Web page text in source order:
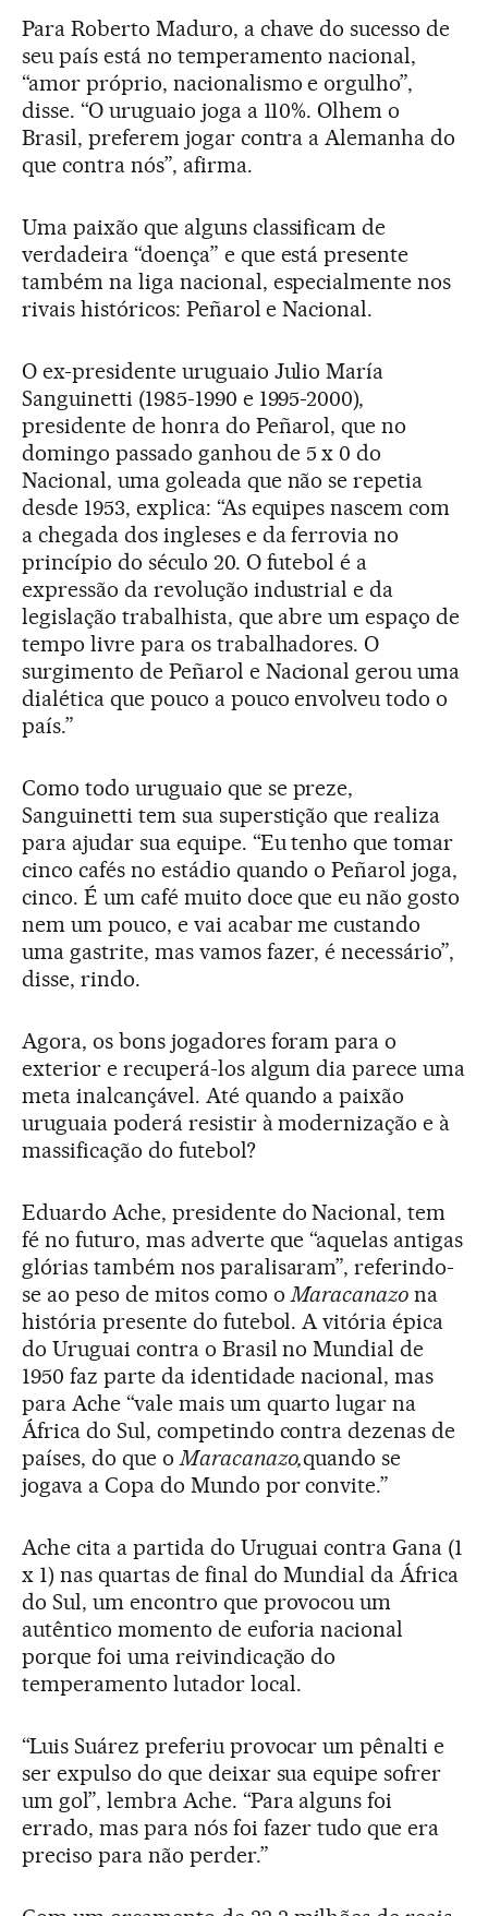
Para Roberto Maduro, a chave do sucesso de
seu país está no temperamento nacional,
“amor próprio, nacionalismo e orgulho”,
disse. “O uruguaio joga a 110%. Olhem o
Brasil, preferem jogar contra a Alemanha do
que contra nós”, afirma.
Uma paixão que alguns classificam de
verdadeira “doença” e que está presente
também na liga nacional, especialmente nos
rivais históricos: Peñarol e Nacional.
O ex-presidente uruguaio Julio María
Sanguinetti (1985-1990 e 1995-2000),
presidente de honra do Peñarol, que no
domingo passado ganhou de 5 x 0 do
Nacional, uma goleada que não se repetia
desde 1953, explica: “As equipes nascem com
a chegada dos ingleses e da ferrovia no
princípio do século 20. O futebol é a
expressão da revolução industrial e da
legislação trabalhista, que abre um espaço de
tempo livre para os trabalhadores. O
surgimento de Peñarol e Nacional gerou uma
dialética que pouco a pouco envolveu todo o
país.”
Como todo uruguaio que se preze,
Sanguinetti tem sua superstição que realiza
para ajudar sua equipe. “Eu tenho que tomar
cinco cafés no estádio quando o Peñarol joga,
cinco. É um café muito doce que eu não gosto
nem um pouco, e vai acabar me custando
uma gastrite, mas vamos fazer, é necessário”,
disse, rindo.
Agora, os bons jogadores foram para o
exterior e recuperá-los algum dia parece uma
meta inalcançável. Até quando a paixão
uruguaia poderá resistir à modernização e à
massificação do futebol?
Eduardo Ache, presidente do Nacional, tem
fé no futuro, mas adverte que “aquelas antigas
glórias também nos paralisaram”, referindo-
se ao peso de mitos como o Maracanazo na
história presente do futebol. A vitória épica
do Uruguai contra o Brasil no Mundial de
1950 faz parte da identidade nacional, mas
para Ache “vale mais um quarto lugar na
África do Sul, competindo contra dezenas de
países, do que o Maracanazo,quando se
jogava a Copa do Mundo por convite.”
Ache cita a partida do Uruguai contra Gana (1
x 1) nas quartas de final do Mundial da África
do Sul, um encontro que provocou um
autêntico momento de euforia nacional
porque foi uma reivindicação do
temperamento lutador local.
“Luis Suárez preferiu provocar um pênalti e
ser expulso do que deixar sua equipe sofrer
um gol”, lembra Ache. “Para alguns foi
errado, mas para nós foi fazer tudo que era
preciso para não perder.”